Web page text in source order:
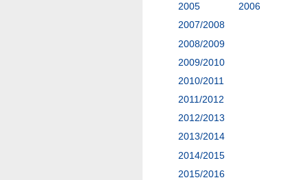
2005
2006
2007/2008
2008/2009
2009/2010
2010/2011
2011/2012
2012/2013
2013/2014
2014/2015
2015/2016